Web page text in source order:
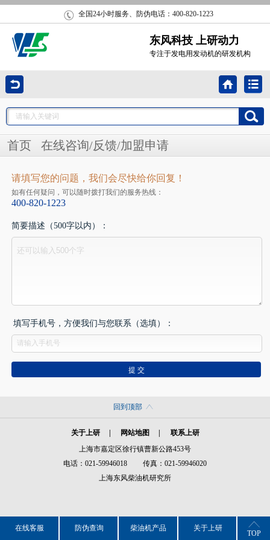
全国24小时服务、防伪电话：400-820-1223
东风科技 上研动力
专注于发电用发动机的研发机构
首页 在线咨询/反馈/加盟申请
请填写您的问题，我们会尽快给你回复！
如有任何疑问，可以随时拨打我们的服务热线：
400-820-1223
简要描述（500字以内）：
填写手机号，方便我们与您联系（选填）：
回到顶部
关于上研 网站地图
联系上研
上海市嘉定区徐行镇曹新公路453号
电话：021-59946018
传真：021-59946020
上海东风柴油机研究所
在线客服 防伪查询 柴油机产品 关于上研
TOP